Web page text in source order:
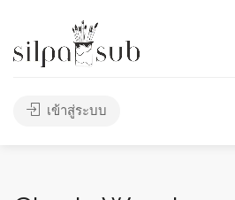
เข้าสู่ระบบ